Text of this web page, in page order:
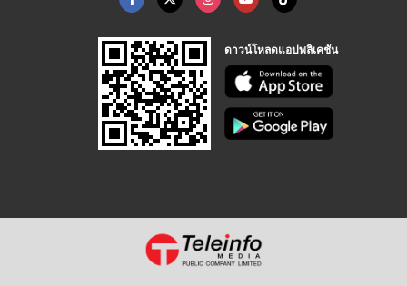
ดาวน์โหลดแอปพลิเคชัน